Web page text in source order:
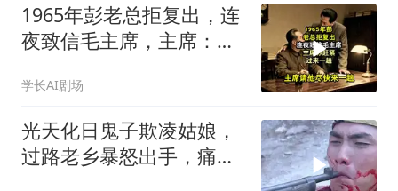
1965年彭老总拒复出，连
夜致信毛主席，主席：你
学长AI剧场
光天化日鬼子欺凌姑娘，
过路老乡暴怒出手，痛杀